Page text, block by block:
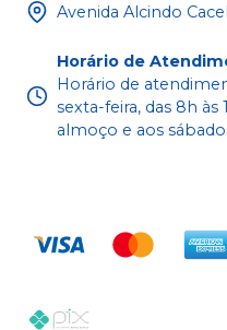
Avenida Alcindo
Horário de
Horário de
sexta-feira, das 8h
almoço e aos